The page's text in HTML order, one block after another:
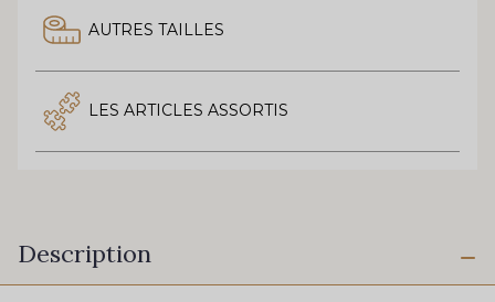
AUTRES TAILLES
LES ARTICLES ASSORTIS
Description